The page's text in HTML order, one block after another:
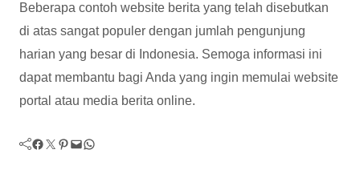
Beberapa contoh website berita yang telah disebutkan
di atas sangat populer dengan jumlah pengunjung
harian yang besar di Indonesia. Semoga informasi ini
dapat membantu bagi Anda yang ingin memulai website
portal atau media berita online.
Facebook Twitter Pinterest Mail WhatsApp